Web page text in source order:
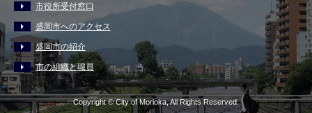
市役所受付窓口
盛岡市へのアクセス
盛岡市の紹介
市の組織と職員
Copyright © City of Morioka, All Rights Reserved.